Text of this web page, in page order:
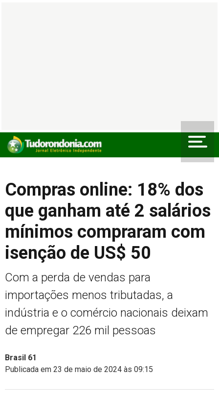
Compras online: 18% dos
que ganham até 2 salários
mínimos compraram com
isenção de US$ 50
Com a perda de vendas para
importações menos tributadas, a
indústria e o comércio nacionais deixam
de empregar 226 mil pessoas
Brasil 61
Publicada em 23 de maio de 2024 às 09:15